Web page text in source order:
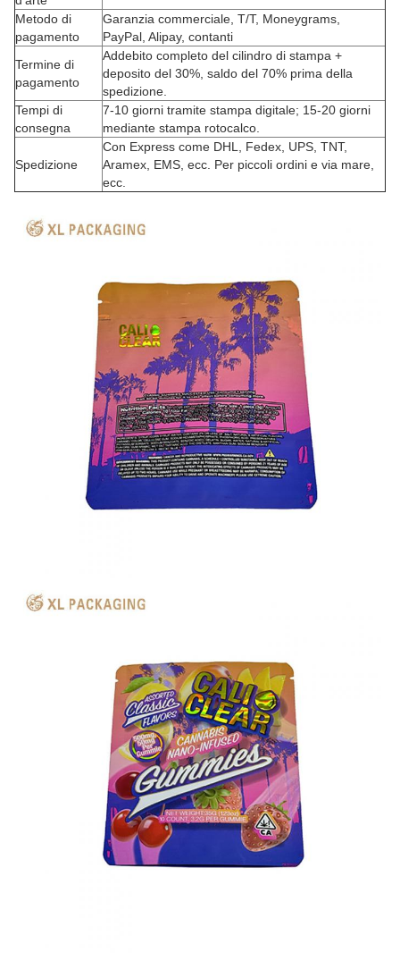
Metodo di
pagamento
Garanzia commerciale, T/T, Moneygrams,
PayPal, Alipay, contanti
Termine di
pagamento
Addebito completo del cilindro di stampa +
deposito del 30%, saldo del 70% prima della
spedizione.
Tempi di
consegna
7-10 giorni tramite stampa digitale; 15-20 giorni
mediante stampa rotocalco.
Spedizione
Con Express come DHL, Fedex, UPS, TNT,
Aramex, EMS, ecc. Per piccoli ordini e via mare,
ecc.